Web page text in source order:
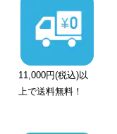
11,000円(税込)以
上で送料無料！